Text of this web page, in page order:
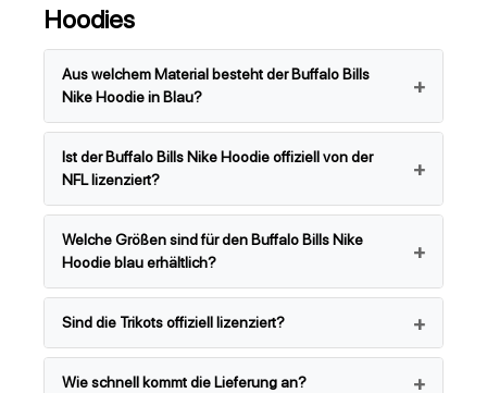
Hoodies
Aus welchem Material besteht der Buffalo Bills
Nike Hoodie in Blau?
Ist der Buffalo Bills Nike Hoodie offiziell von der
NFL lizenziert?
Welche Größen sind für den Buffalo Bills Nike
Hoodie blau erhältlich?
Sind die Trikots offiziell lizenziert?
Wie schnell kommt die Lieferung an?